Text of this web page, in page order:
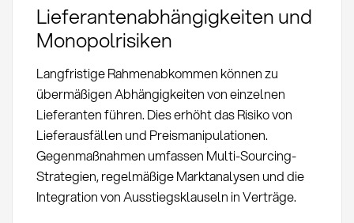
Lieferantenabhängigkeiten und
Monopolrisiken
Langfristige Rahmenabkommen können zu
übermäßigen Abhängigkeiten von einzelnen
Lieferanten führen. Dies erhöht das Risiko von
Lieferausfällen und Preismanipulationen.
Gegenmaßnahmen umfassen Multi-Sourcing-
Strategien, regelmäßige Marktanalysen und die
Integration von Ausstiegsklauseln in Verträge.